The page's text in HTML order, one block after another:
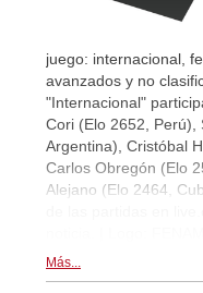
juego: internacional,
avanzados y no
"Internacional"
Cori (Elo 2652, Perú),
Argentina), Cristóbal
Carlos Obregón (Elo
Alejano (Elo 2464,
Más...